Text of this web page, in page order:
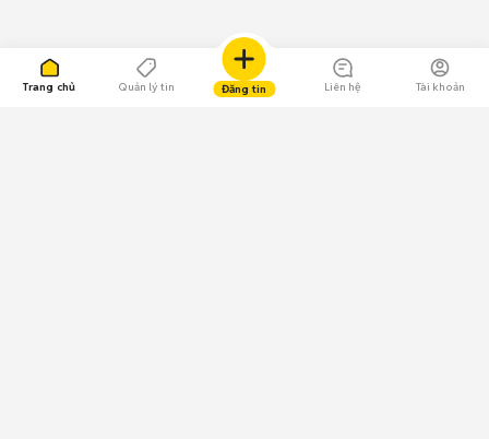
Trang chủ Quản lý tin Đăng tin Liên hệ Tài khoản